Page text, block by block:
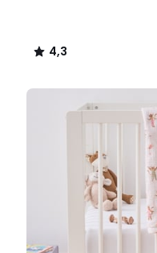
4,3
/